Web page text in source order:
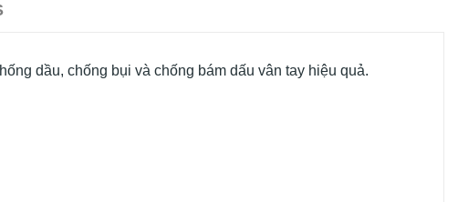
dầu, chống bụi và chống bám dấu vân tay hiệu quả.